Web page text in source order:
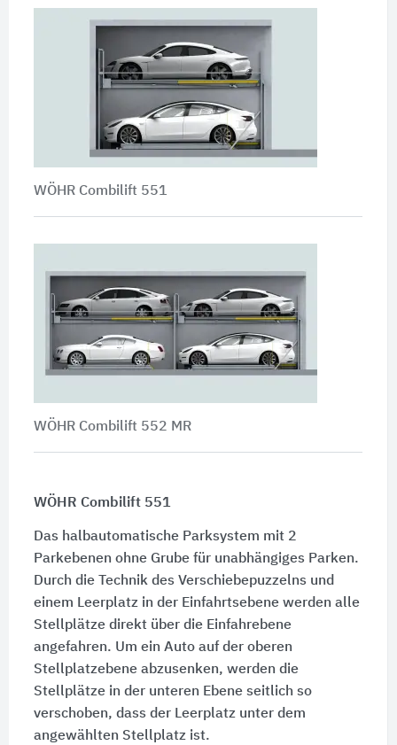
WÖHR Combilift 551
WÖHR Combilift 552 MR
WÖHR Combilift 551
Das halbautomatische Parksystem mit 2
Parkebenen ohne Grube für unabhängiges Parken.
Durch die Technik des Verschiebepuzzelns und
einem Leerplatz in der Einfahrtsebene werden alle
Stellplätze direkt über die Einfahrebene
angefahren. Um ein Auto auf der oberen
Stellplatzebene abzusenken, werden die
Stellplätze in der unteren Ebene seitlich so
verschoben, dass der Leerplatz unter dem
angewählten Stellplatz ist.